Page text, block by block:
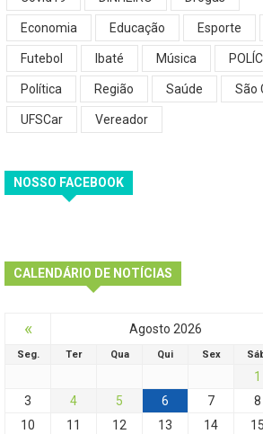
Economia Educação Esporte
Futebol Ibaté Música
Política Região Saúde São
UFSCar Vereador
NOSSO FACEBOOK
CALENDÁRIO DE NOTÍCIAS
« Agosto 2026
Seg. Ter Qua Qui Sex
1
3
4 5 6 7 8
10
11 12 13 14 15